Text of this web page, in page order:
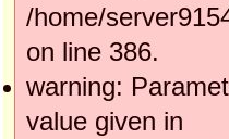
/home/
on line 386.
warning:
value given in